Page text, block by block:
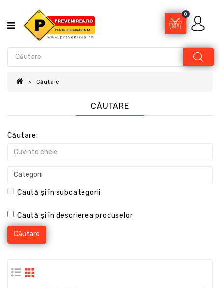
0
Căutare
CĂUTARE
Căutare:
Caută și în subcategorii
Caută și în descrierea produselor